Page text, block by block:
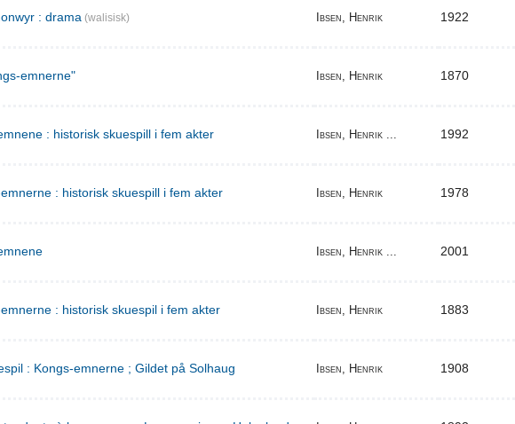
: drama (walisisk) Ibsen, Henrik 1922
emnerne" Ibsen, Henrik 1870
: historisk skuespill i fem akter Ibsen, Henrik ... 1992
: historisk skuespill i fem akter Ibsen, Henrik 1978
Ibsen, Henrik ... 2001
: historisk skuespil i fem akter Ibsen, Henrik 1883
: Kongs-emnerne ; Gildet på Solhaug Ibsen, Henrik 1908